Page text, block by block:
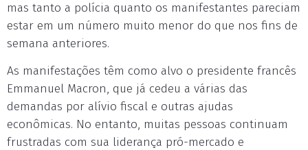
mas tanto a polícia quanto os manifestantes pareciam
estar em um número muito menor do que nos fins de
semana anteriores.
As manifestações têm como alvo o presidente francês
Emmanuel Macron, que já cedeu a várias das
demandas por alívio fiscal e outras ajudas
econômicas. No entanto, muitas pessoas continuam
frustradas com sua liderança pró-mercado e